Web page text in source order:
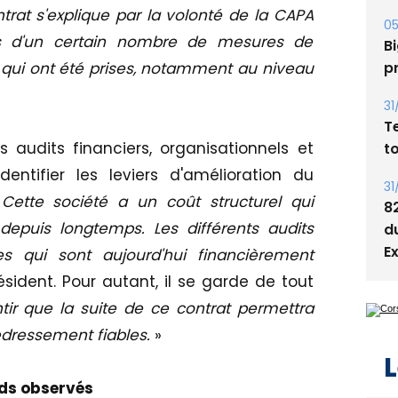
s'explique par la volonté de la CAPA
certain nombre de mesures de
ont été prises, notamment au niveau
audits financiers, organisationnels et
les leviers d'amélioration du
société a un coût structurel qui
longtemps. Les différents audits
qui sont aujourd'hui financièrement
Pour autant, il se garde de tout
que la suite de ce contrat permettra
fiables. »
observés